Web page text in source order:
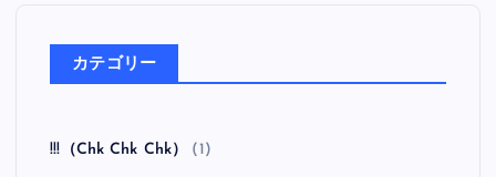
カテゴリー
!!!（Chk Chk Chk） (1)